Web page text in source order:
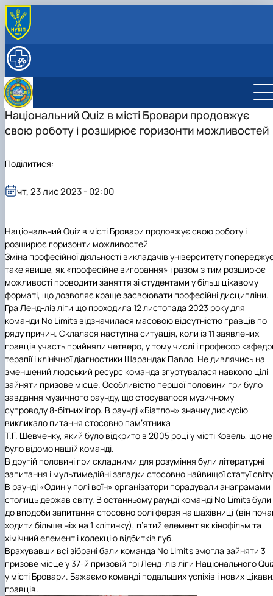
ПРО КАФЕДРУ
СПІВРОБІТНИКИ
Допоміжний персонал
НАУКОВА ДІЯЛЬНІСТЬ
Студентський науковий гурток з "Клінічної
діагностики хвороб тварин"
Керівник гуртка
Список гуртківців
Студентський науковий гурток "Внутрішніх
Звіт гуртка
Національний Quiz в місті Бровари продовжує
свою роботу і розширює горизонти можливостей
Національний Quiz в місті Бровари продовжує свою роботу і
розширює горизонти можливостей
Зміна професійної діяльності викладачів університету
таке явище, як «професійне вигорання» і разом з тим розширює
можливості проводити заняття зі студентами у більш цікавому
форматі, що дозволяє краще засвоювати професійні дисципліни.
Гра Ленд-ліз ліги що проходила 12 листопада 2023 року для
команди No Limits відзначилася масовою відсутністю гравців по
ряду причин. Склалася наступна ситуація, коли із 11 заявлених
гравців участь прийняли четверо, у тому числі і професор
терапії і клінічної діагностики Шарандак Павло. Не дивлячись на
зменшений людський ресурс команда згуртувалася навколо цілі
зайняти призове місце. Особливістю першої половини гри було
завдання музичного раунду, що стосувалося музичному
супроводу 8-бітних ігор. В раунді «Біатлон» значну дискусію
викликало питання стосовно пам’ятника
Т.Г. Шевченку, який було відкрито в 2005 році у місті Ковель, що не
було відомо нашій команді.
В другій половині гри складними для розуміння були літературні
запитання і мультимедійні загадки стосовно найвищої статуї
В раунді «Один у полі воїн» організатори порадували анаграмами
столиць держав світу. В останньому раунді команді No Limits були
до вподоби запитання стосовно ролі ферзя на шахівниці (він
ходити більше ніж на 1 клітинку), п’ятий елемент як кінофільм та
хімічний елемент і колекцію відбитків губ.
Врахувавши всі зібрані бали команда No Limits змогла зайняти 3
призове місце у 37-й призовій грі Ленд-ліз ліги Національного
у місті Бровари. Бажаємо команді подальших успіхів і нових
гравців.
чт, 23 лис 2023 - 02:00
Поділитися: